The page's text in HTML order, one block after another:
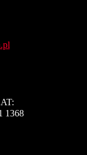
1368